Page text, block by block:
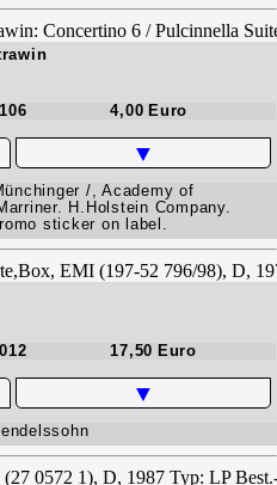
4,00 Euro
▼
/, Academy of
H.Holstein Company.
sticker on label.
17,50 Euro
▼